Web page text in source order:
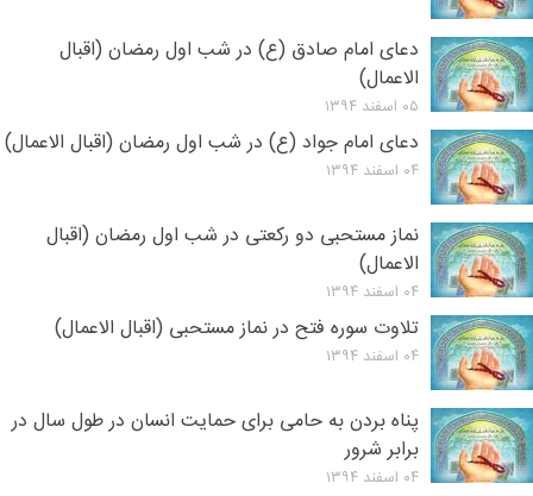
دعای امام صادق (ع) در شب اول رمضان (اقبال
الاعمال)
۰۵ اسفند ۱۳۹۴
دعای امام جواد (ع) در شب اول رمضان (اقبال الاعمال)
۰۴ اسفند ۱۳۹۴
نماز مستحبی دو رکعتی در شب اول رمضان (اقبال
الاعمال)
۰۴ اسفند ۱۳۹۴
تلاوت سوره فتح در نماز مستحبی (اقبال الاعمال)
۰۴ اسفند ۱۳۹۴
پناه بردن به حامى‌ برای حمایت انسان در طول سال در
برابر شرور
۰۴ اسفند ۱۳۹۴